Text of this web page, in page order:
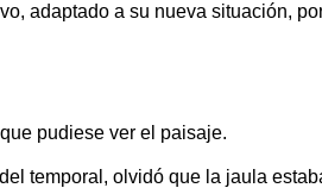
adaptado a su nueva situación,
pudiese ver el paisaje.
temporal, olvidó que la jaula